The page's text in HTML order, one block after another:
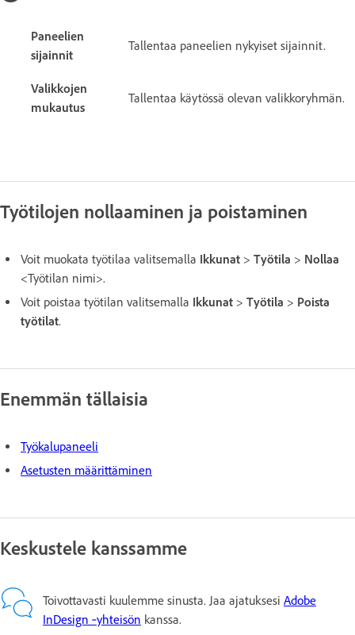
Paneelien
sijainnit
Tallentaa paneelien nykyiset sijainnit.
Valikkojen
mukautus
Tallentaa käytössä olevan valikkoryhmän.
Työtilojen nollaaminen ja poistaminen
Voit muokata työtilaa valitsemalla Ikkunat > Työtila > Nollaa
<Työtilan nimi>.
Voit poistaa työtilan valitsemalla Ikkunat > Työtila > Poista
työtilat.
Enemmän tällaisia
Työkalupaneeli
Asetusten määrittäminen
Keskustele kanssamme
Toivottavasti kuulemme sinusta. Jaa ajatuksesi Adobe
InDesign ‑yhteisön kanssa.